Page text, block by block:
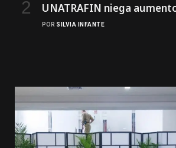
UNATRAFIN niega
POR SILVIA INFANTE